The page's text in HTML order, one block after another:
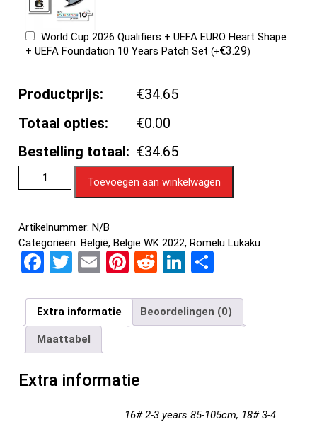
World Cup 2026 Qualifiers + UEFA EURO Heart Shape
+ UEFA Foundation 10 Years Patch Set(+€3.29)
Productprijs:
€34.65
Totaal opties:
€0.00
Bestelling totaal: €34.65
Toevoegen aan winkelwagen
Artikelnummer:N/B
Categorieën:België,België WK 2022,Romelu Lukaku
F
ce
b
o
o
k
T
tt
er
E
ail
Pi
er
es
t
R
d
di
t
Li
ke
dI
n
e
n
Extra informatie Beoordelingen (0)
Maattabel
Extra informatie
16# 2-3 years 85-105cm, 18# 3-4